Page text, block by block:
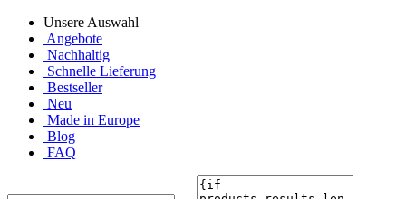
Unsere Auswahl
Angebote
Nachhaltig
Schnelle Lieferung
Bestseller
Neu
Made in Europe
Blog
FAQ